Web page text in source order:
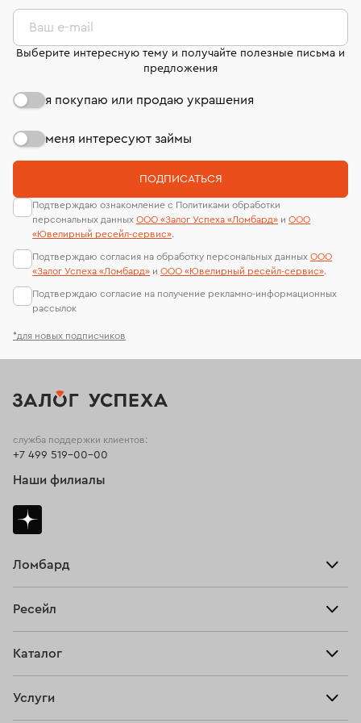
комиссионных украшений и часов смотрите на
странице«Возврат украшений»
лабораторий
*для новых подписчиков
Ваш e-mail
Выберите интересную тему и получайте полезные письма и
предложения
я покупаю или продаю украшения
меня интересуют займы
ПОДПИСАТЬСЯ
Подтверждаю ознакомление с Политиками обработки
персональных данных ООО «Залог Успеха «Ломбард» и ООО
«Ювелирный ресейл-сервиc».
Подтверждаю согласия на обработку персональных данных ООО
«Залог Успеха «Ломбард» и ООО «Ювелирный ресейл-сервиc».
Подтверждаю согласие на получение рекламно-информационных
рассылок
Ломбард
Тарифы
Ресейл
Купить
Каталог
Услуги
служба поддержки клиентов:
+7 499 519-00-00
Наши филиалы